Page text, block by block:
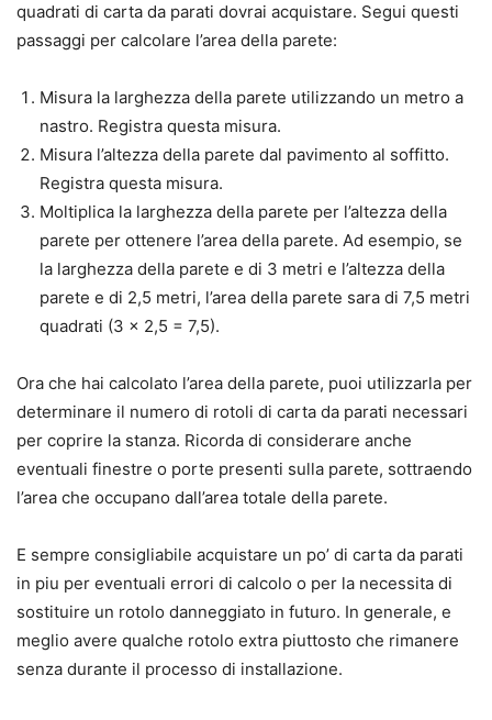
quadrati di carta da parati dovrai acquistare. Segui questi
passaggi per calcolare l’area della parete:
Misura la larghezza della parete utilizzando un metro a
nastro. Registra questa misura.
Misura l’altezza della parete dal pavimento al soffitto.
Registra questa misura.
Moltiplica la larghezza della parete per l’altezza della
parete per ottenere l’area della parete. Ad esempio, se
la larghezza della parete e di 3 metri e l’altezza della
parete e di 2,5 metri, l’area della parete sara di 7,5 metri
quadrati (3 x 2,5 = 7,5).
Ora che hai calcolato l’area della parete, puoi utilizzarla per
determinare il numero di rotoli di carta da parati necessari
per coprire la stanza. Ricorda di considerare anche
eventuali finestre o porte presenti sulla parete, sottraendo
l’area che occupano dall’area totale della parete.
E sempre consigliabile acquistare un po’ di carta da parati
in piu per eventuali errori di calcolo o per la necessita di
sostituire un rotolo danneggiato in futuro. In generale, e
meglio avere qualche rotolo extra piuttosto che rimanere
senza durante il processo di installazione.